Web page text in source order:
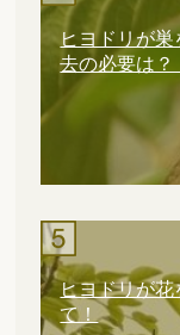
ヒヨドリが
去の必要は
ヒヨドリが
て！